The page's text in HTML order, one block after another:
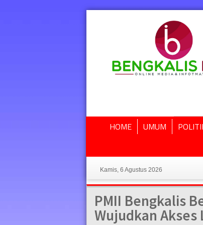
HOME UMUM
Kamis, 6 Agustus 2026
PMII Bengkalis
Wujudkan